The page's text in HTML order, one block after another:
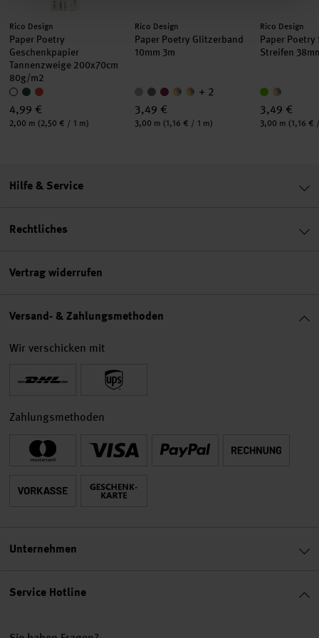
Hersteller:
Rico Design
Paper Poetry
Geschenkpapier
Tannenzweige 200x70cm
80g/m2
4,99 €
Inhalt:
2,00 m (2,50 € / 1 m)
Hersteller:
Rico Design
Paper Poetry Glitzerband
10mm 3m
+ 2
3,49 €
Inhalt:
3,00 m (1,16 € / 1 m)
Hersteller:
Rico Design
Paper
Streifen
3,49 €
Inhalt:
3,00 m (1,16 €
Service Hotline
Hilfe & Service
Rechtliches
Vertrag widerrufen
Versand- & Zahlungsmethoden
Wir verschicken mit
Zahlungsmethoden
Unternehmen